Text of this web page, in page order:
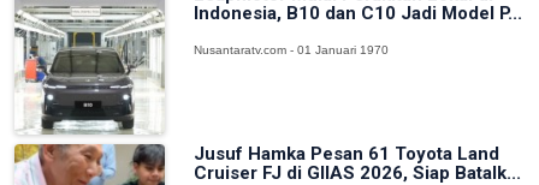
Indonesia, B10 dan C10 Jadi Model P...
Nusantaratv.com - 01 Januari 1970
Jusuf Hamka Pesan 61 Toyota Land
Cruiser FJ di GIIAS 2026, Siap Batalk...